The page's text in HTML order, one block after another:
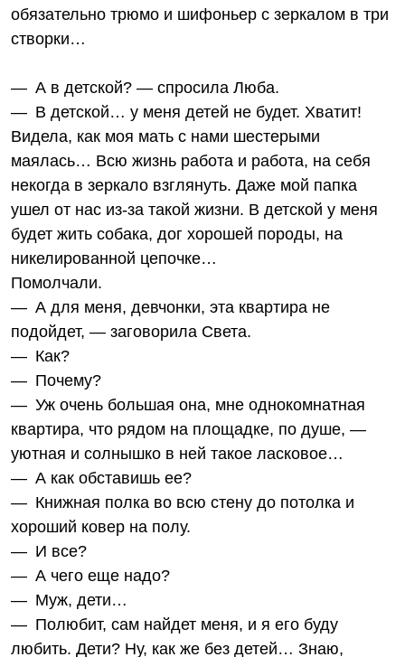
обязательно трюмо и шифоньер с зеркалом в три
створки…
— А в детской? — спросила Люба.
— В детской… у меня детей не будет. Хватит!
Видела, как моя мать с нами шестерыми
маялась… Всю жизнь работа и работа, на себя
некогда в зеркало взглянуть. Даже мой папка
ушел от нас из‑за такой жизни. В детской у меня
будет жить собака, дог хорошей породы, на
никелированной цепочке…
Помолчали.
— А для меня, девчонки, эта квартира не
подойдет, — заговорила Света.
— Как?
— Почему?
— Уж очень большая она, мне однокомнатная
квартира, что рядом на площадке, по душе, —
уютная и солнышко в ней такое ласковое…
— А как обставишь ее?
— Книжная полка во всю стену до потолка и
хороший ковер на полу.
— И все?
— А чего еще надо?
— Муж, дети…
— Полюбит, сам найдет меня, и я его буду
любить. Дети? Ну, как же без детей… Знаю,